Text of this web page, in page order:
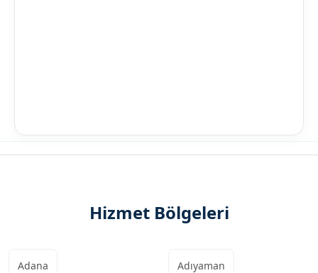
Hizmet Bölgeleri
Adana Adıyaman